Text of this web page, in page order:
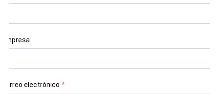
Empresa
Correo electrónico *